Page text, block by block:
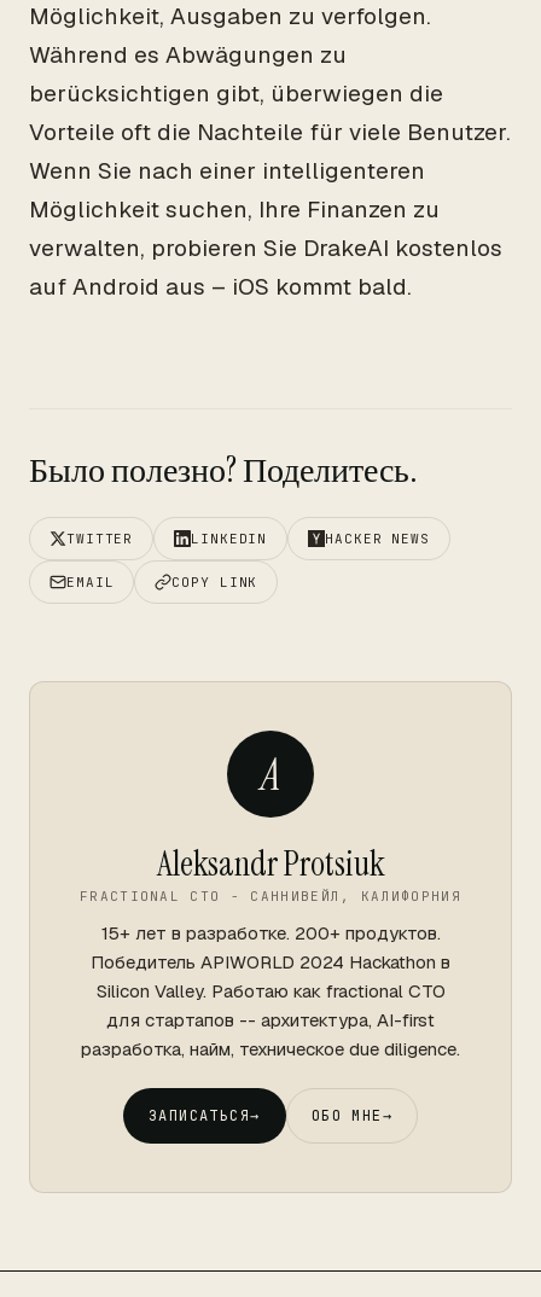
Möglichkeit, Ausgaben zu verfolgen.
Während es Abwägungen zu
berücksichtigen gibt, überwiegen die
Vorteile oft die Nachteile für viele Benutzer.
Wenn Sie nach einer intelligenteren
Möglichkeit suchen, Ihre Finanzen zu
verwalten, probieren Sie DrakeAI kostenlos
auf Android aus – iOS kommt bald.
Было полезно? Поделитесь.
TWITTER LINKEDIN HACKER NEWS
EMAIL COPY LINK
A
Aleksandr Protsiuk
FRACTIONAL CTO - САННИВЕЙЛ, КАЛИФОРНИЯ
15+ лет в разработке. 200+ продуктов.
Победитель APIWORLD 2024 Hackathon в
Silicon Valley. Работаю как fractional CTO
для стартапов -- архитектура, AI-first
разработка, найм, техническое due diligence.
ЗАПИСАТЬСЯ→ ОБО МНЕ→